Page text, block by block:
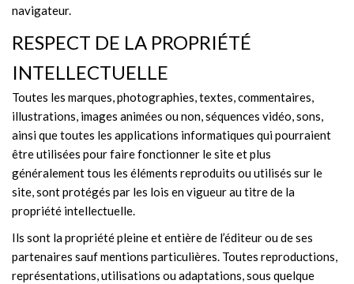
navigateur.
RESPECT DE LA PROPRIÉTÉ
INTELLECTUELLE
Toutes les marques, photographies, textes, commentaires,
illustrations, images animées ou non, séquences vidéo, sons,
ainsi que toutes les applications informatiques qui pourraient
être utilisées pour faire fonctionner le site et plus
généralement tous les éléments reproduits ou utilisés sur le
site, sont protégés par les lois en vigueur au titre de la
propriété intellectuelle.
Ils sont la propriété pleine et entière de l’éditeur ou de ses
partenaires sauf mentions particulières. Toutes reproductions,
représentations, utilisations ou adaptations, sous quelque